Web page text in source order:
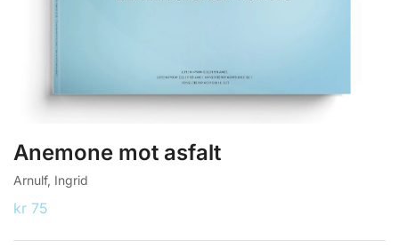
Anemone mot asfalt
Arnulf, Ingrid
kr 75